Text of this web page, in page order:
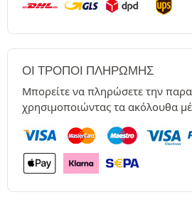
ΟΙ ΤΡΌΠΟΙ ΠΛΗΡΩΜΉΣ
Μπορείτε να πληρώσετε την
χρησιμοποιώντας τα ακόλουθα